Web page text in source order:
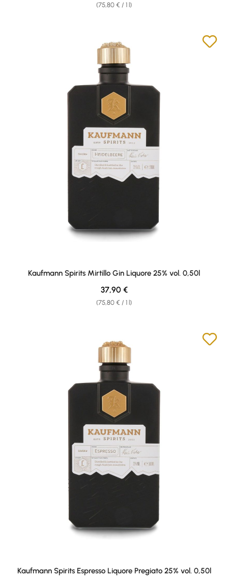
(75,80 € / 1 l)
Kaufmann Spirits Mirtillo Gin Liquore 25% vol. 0,50l
(75,80 € / 1 l)
Regular price:
37,90 €
Kaufmann Spirits Espresso Liquore Pregiato 25% vol. 0,50l